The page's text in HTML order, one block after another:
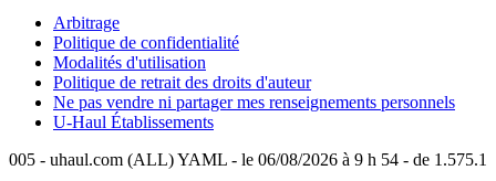
Arbitrage
Politique de confidentialité
Modalités d'utilisation
Politique de retrait des droits d'auteur
Ne pas vendre ni partager mes renseignements personnels
U-Haul Établissements
005 - uhaul.com (ALL) YAML - le 06/08/2026 à 9 h 54 - de 1.575.1